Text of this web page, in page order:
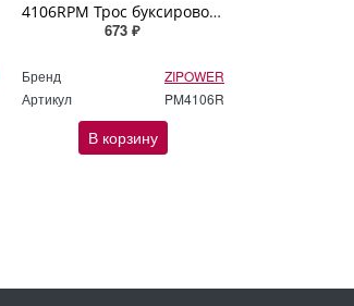
4106RPM Трос буксировочный 5000 кг 5 м 2 крюка ZIPOWER
673 ₽
Бренд
ZIPOWER
Артикул
PM4106R
В корзину